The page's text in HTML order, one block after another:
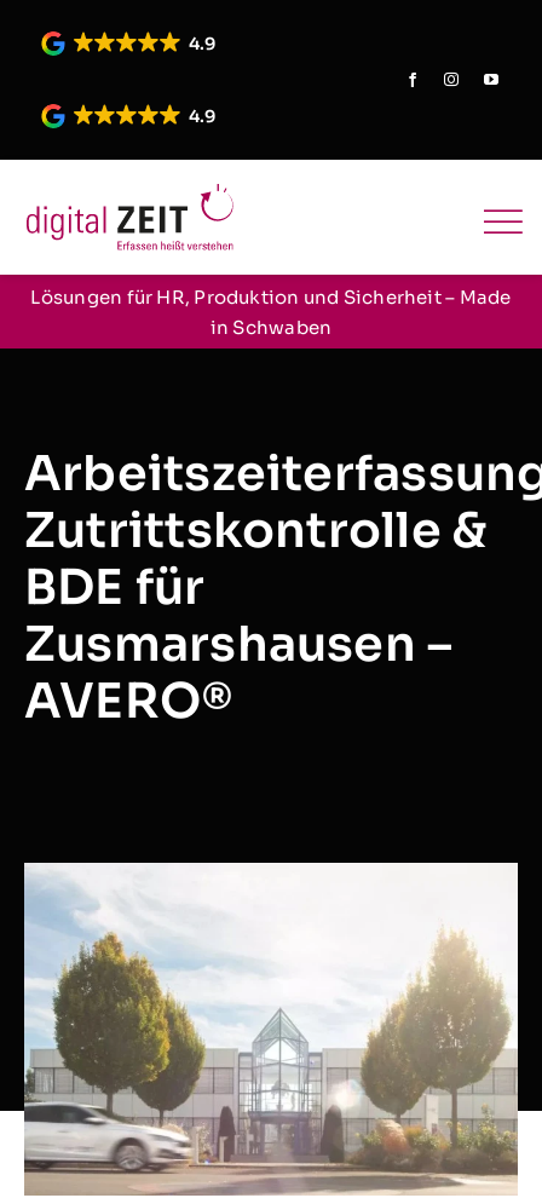
4.9
4.9
Lösungen für HR, Produktion und Sicherheit – Made
in Schwaben
Zutrittskontrolle &
BDE für
Zusmarshausen –
AVERO®